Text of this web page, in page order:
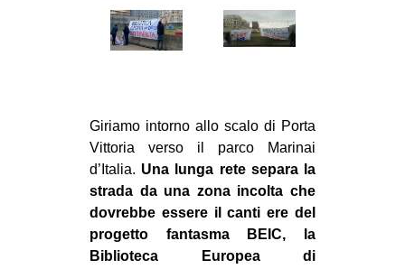
Giriamo intorno allo scalo di Porta
Vittoria verso il parco Marinai
d’Italia. Una lunga rete separa la
strada da una zona incolta che
dovrebbe essere il canti ere del
progetto fantasma BEIC, la
Biblioteca Europea di